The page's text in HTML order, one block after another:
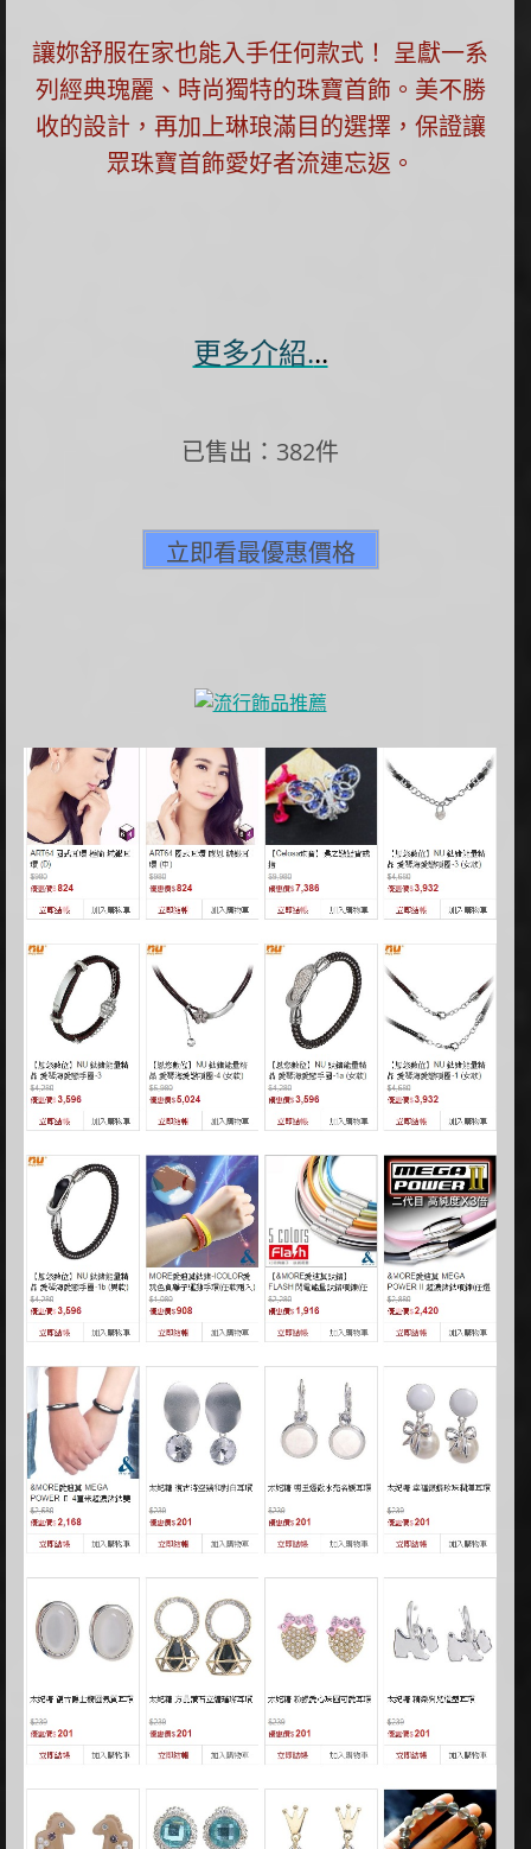
讓妳舒服在家也能入手任何款式！ 呈獻一系
列經典瑰麗、時尚獨特的珠寶首飾。美不勝
收的設計，再加上琳琅滿目的選擇，保證讓
眾珠寶首飾愛好者流連忘返。
更多介紹...
已售出：382件